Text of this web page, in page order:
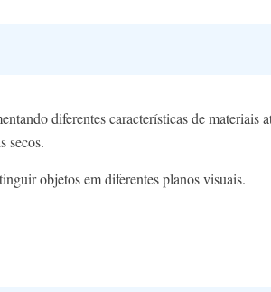
diferentes características de materiais
secos.
objetos em diferentes planos visuais.